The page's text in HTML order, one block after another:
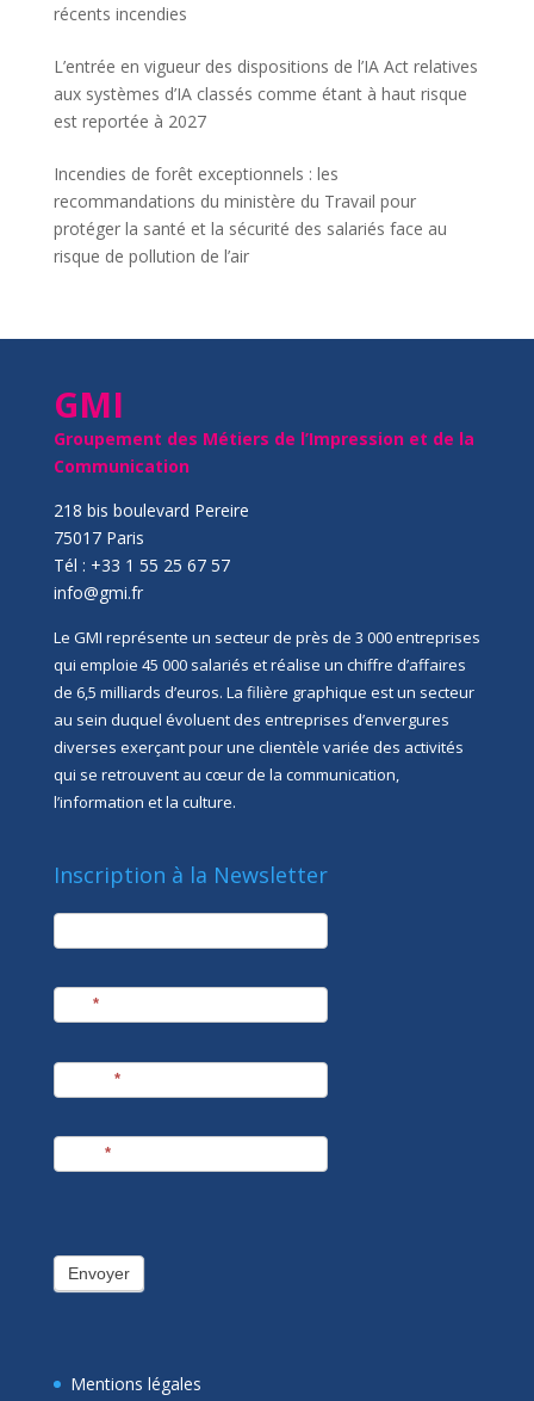
récents incendies
L’entrée en vigueur des dispositions de l’IA Act relatives
aux systèmes d’IA classés comme étant à haut risque
est reportée à 2027
Incendies de forêt exceptionnels : les
recommandations du ministère du Travail pour
protéger la santé et la sécurité des salariés face au
risque de pollution de l’air
GMI
Groupement des Métiers de l’Impression et de la
Communication
218 bis boulevard Pereire
75017 Paris
Tél : +33 1 55 25 67 57
info@gmi.fr
Le GMI représente un secteur de près de 3 000 entreprises
qui emploie 45 000 salariés et réalise un chiffre d’affaires
de 6,5 milliards d’euros. La filière graphique est un secteur
au sein duquel évoluent des entreprises d’envergures
diverses exerçant pour une clientèle variée des activités
qui se retrouvent au cœur de la communication,
l’information et la culture.
Inscription à la Newsletter
newsletter
*
*
*
Envoyer
Mentions légales